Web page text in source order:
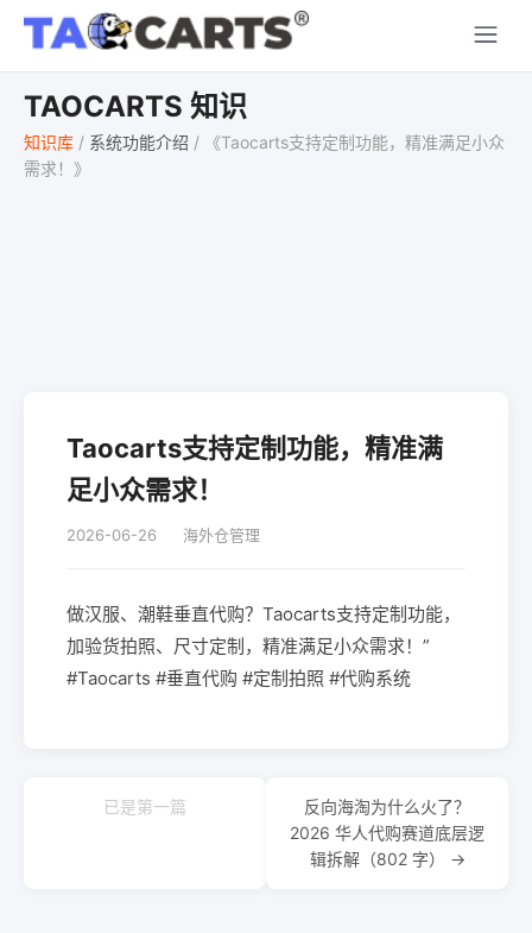
TAOCARTS 知识
知识库 / 系统功能介绍 /
《Taocarts支持定制功能，精准满足小众
需求！》
Taocarts支持定制功能，精准满
足小众需求！
2026-06-26 海外仓管理
做汉服、潮鞋垂直代购？Taocarts支持定制功能，
加验货拍照、尺寸定制，精准满足小众需求！”
#Taocarts #垂直代购 #定制拍照 #代购系统
已是第一篇
反向海淘为什么火了？
2026 华人代购赛道底层逻
辑拆解（802 字） →